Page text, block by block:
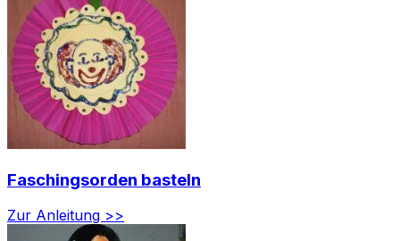
Faschingsorden basteln
Zur Anleitung >>